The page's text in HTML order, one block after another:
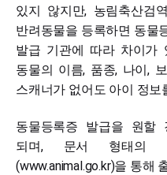
있지 않지만, 농림축산검
반려동물을 등록하면 동물
발급 기관에 따라 차이가
동물의 이름, 품종, 나이,
스캐너가 없어도 아이 정보
동물등록증 발급을 원할
되며, 문서 형태의 증
(www.animal.go.kr)을 통해